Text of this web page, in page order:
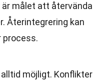
målet att återvända
Återintegrering kan
process.
möjligt. Konflikter